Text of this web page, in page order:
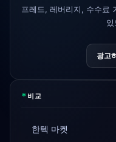
프레드, 레버리지, 수수료
광고
* 비교
한텍 마켓